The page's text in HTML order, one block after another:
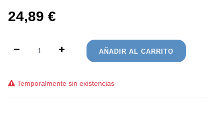
24,89 €
AÑADIR AL CARRITO
Temporalmente sin existencias